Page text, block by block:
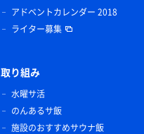
アドベントカレンダー 2018
ライター募集
取り組み
水曜サ活
のんあるサ飯
施設のおすすめサウナ飯